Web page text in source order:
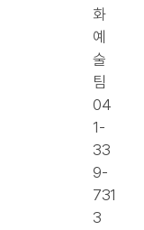
화
예
술
팀
04
1-
33
9-
731
3